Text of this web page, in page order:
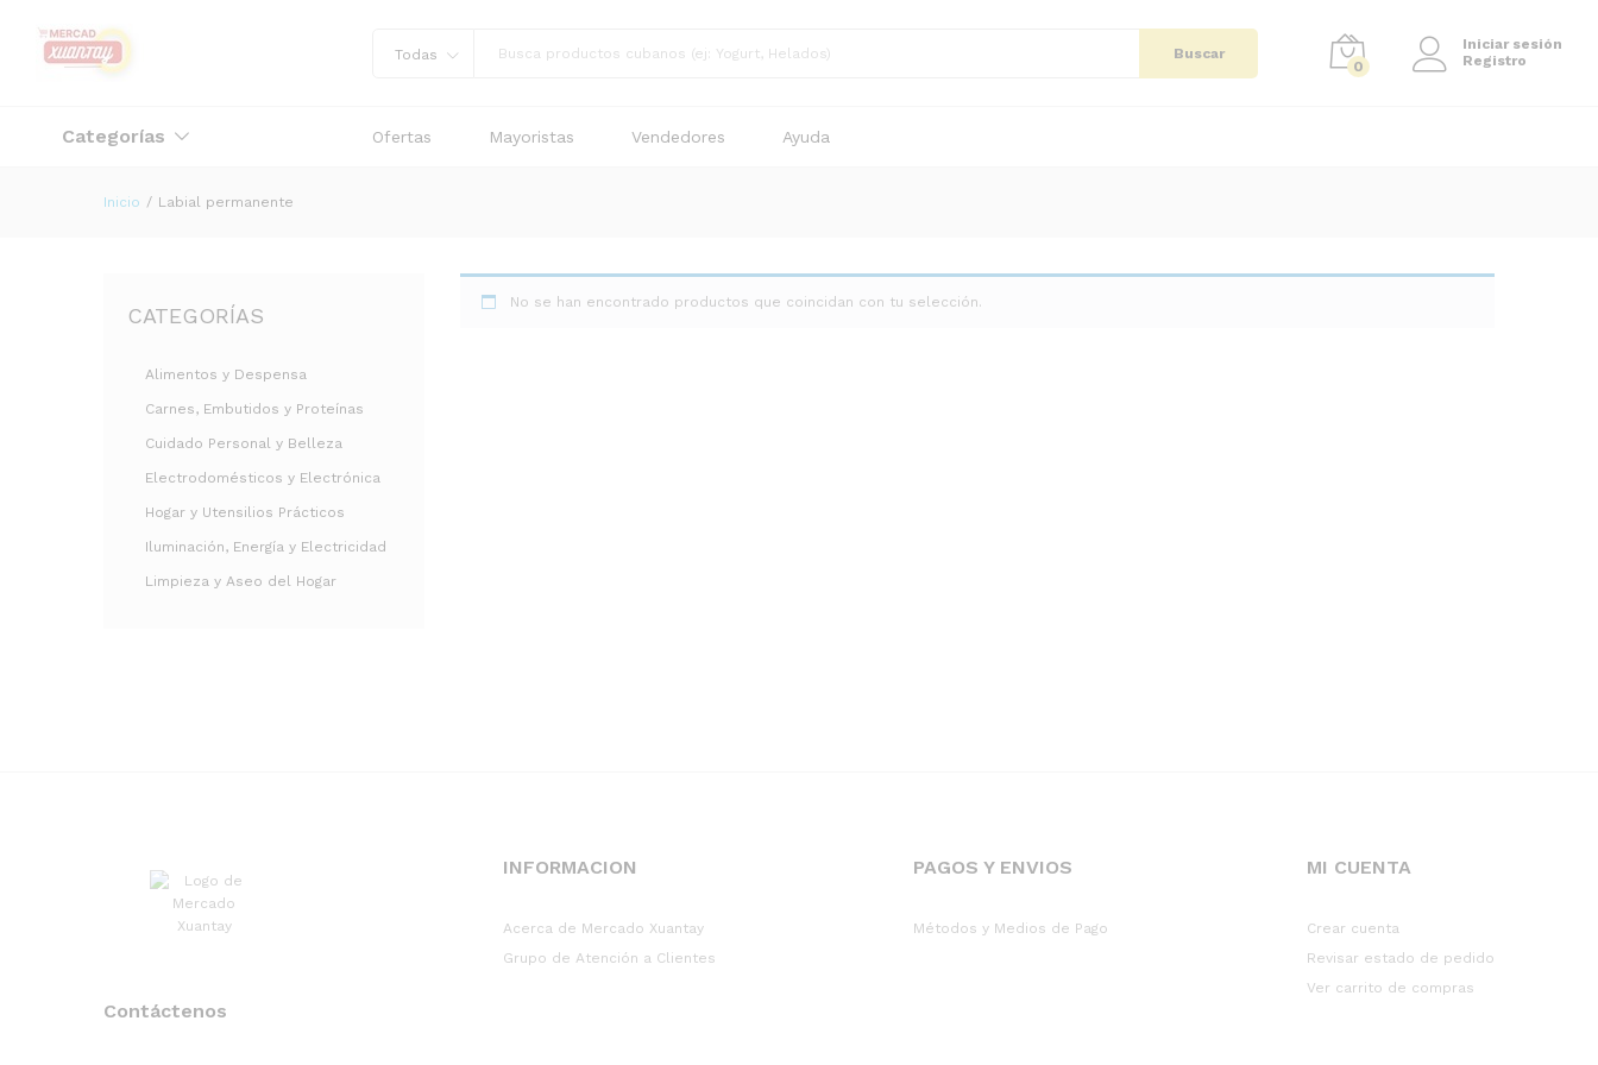
Todas Buscar
0
Iniciar sesión
Registro
Categorías
Electricidad
Ofertas Mayoristas Vendedores Ayuda
Inicio / Labial permanente
No se han encontrado productos que coincidan con tu selección.
CATEGORÍAS
Alimentos y Despensa
Carnes, Embutidos y Proteínas
Cuidado Personal y Belleza
Electrodomésticos y Electrónica
Hogar y Utensilios Prácticos
Iluminación, Energía y Electricidad
Limpieza y Aseo del Hogar
Contáctenos
INFORMACION
Acerca de Mercado Xuantay
Grupo de Atención a Clientes
PAGOS Y ENVIOS
Métodos y Medios de Pago
MI CUENTA
Crear cuenta
Revisar estado de pedido
Ver carrito de compras